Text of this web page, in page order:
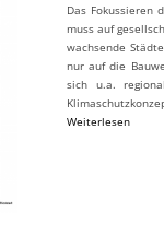
Das Fokussieren
muss auf
wachsende
nur auf die
sich u.a.
Weiterlesen